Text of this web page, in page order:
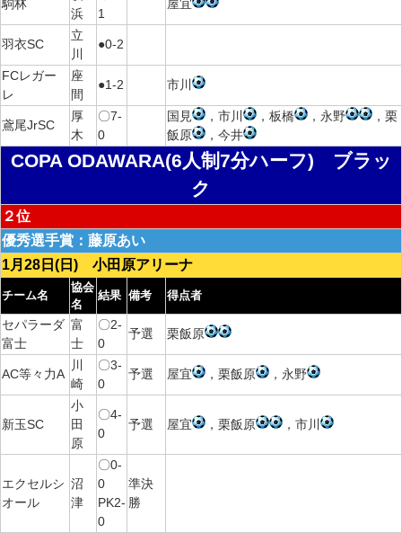
駒林
浜
1
屋宜
羽衣SC
立
川
●0-2
FCレガー
レ
座
間
●1-2 市川
鳶尾JrSC
厚
木
〇7-
0
国見 ，市川 ，板橋 ，永野
，栗
飯原
，今井
COPA ODAWARA(6人制7分ハーフ) ブラッ
ク
２位
優秀選手賞：藤原あい
1月28日(日) 小田原アリーナ
チーム名
協会
名
結果 備考 得点者
セパラーダ
富士
富
士
〇2-
0
予選 栗飯原
AC等々力A
川
崎
〇3-
0
予選 屋宜 ，栗飯原 ，永野
新玉SC
小
田
原
〇4-
0
予選 屋宜 ，栗飯原 ，市川
エクセルシ
オール
沼
津
〇0-
0
PK2-
0
準決
勝